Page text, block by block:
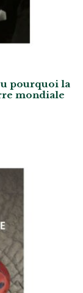
pourquoi la
mondiale